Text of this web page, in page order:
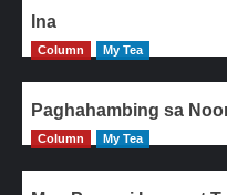
Ina
Column My Tea
Paghahambing sa
Column My Tea